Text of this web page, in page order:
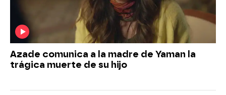
Azade comunica a la madre de Yaman la
trágica muerte de su hijo